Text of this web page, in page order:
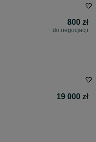
800 zł
do negocjacji
19 000 zł